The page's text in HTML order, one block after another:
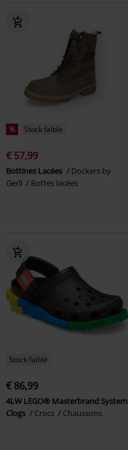
% Stock faible
€ 57,99
Bottines Lacées
Dockers by
Gerli
Bottes lacées
Stock faible
€ 86,99
4LW LEGO® Masterbrand System
Clogs
Crocs Chaussons